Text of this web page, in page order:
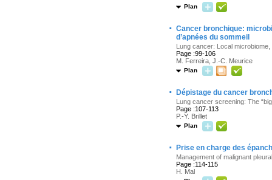
Plan
· Cancer bronchique:
d’apnées du sommeil
Lung cancer: Local
Page :99-106
M. Ferreira, J.-C. Meurice
Plan
· Dépistage du cancer
Lung cancer screening: The
Page :107-113
P.-Y. Brillet
Plan
· Prise en charge des
Management of malignant
Page :114-115
H. Mal